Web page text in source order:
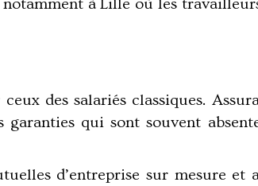
à Lille où les
des salariés classiques.
qui sont souvent
d’entreprise sur mesure et